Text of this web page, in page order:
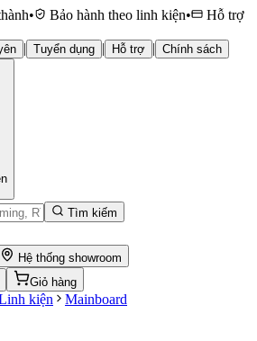
• Bảo hành theo linh kiện•
Hỗ trợ
| Tuyển dụng | Hỗ trợ | Chính sách
Tìm kiếm
Hệ thống showroom
Giỏ hàng
kiện Mainboard